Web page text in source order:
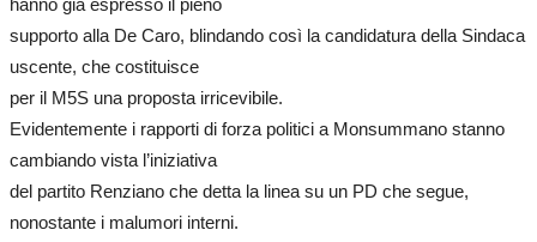
hanno già espresso il pieno
supporto alla De Caro, blindando così la candidatura della Sindaca
uscente, che costituisce
per il M5S una proposta irricevibile.
Evidentemente i rapporti di forza politici a Monsummano stanno
cambiando vista l’iniziativa
del partito Renziano che detta la linea su un PD che segue,
nonostante i malumori interni.